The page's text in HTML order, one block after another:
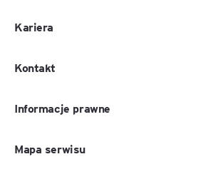
Kariera
Kontakt
Informacje prawne
Mapa serwisu